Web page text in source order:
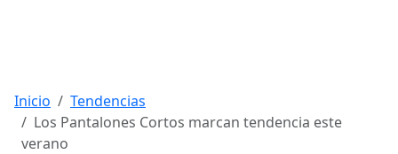
Inicio
Tendencias
Los Pantalones Cortos marcan tendencia este
verano